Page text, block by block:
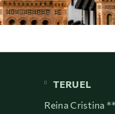
TERUEL
Reina Cristina